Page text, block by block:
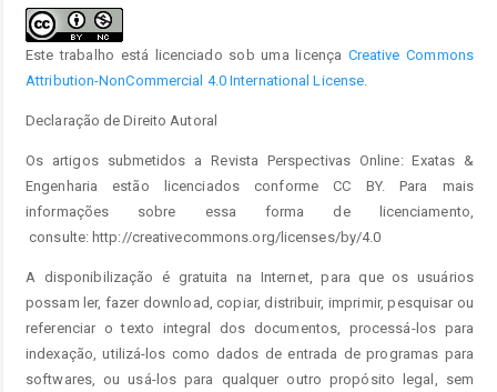
Este trabalho está licenciado sob uma licença Creative Commons
Attribution-NonCommercial 4.0 International License
Declaração de Direito Autoral
Os artigos submetidos a Revista Perspectivas Online: Exatas &
Engenharia estão licenciados conforme CC BY. Para mais
informações sobre essa forma de licenciamento,
consulte: http://creativecommons.org/licenses/by/4.0
A disponibilização é gratuita na Internet, para que os usuários
possam ler, fazer download, copiar, distribuir, imprimir, pesquisar ou
referenciar o texto integral dos documentos, processá-los para
indexação, utilizá-los como dados de entrada de programas para
softwares, ou usá-los para qualquer outro propósito legal, sem